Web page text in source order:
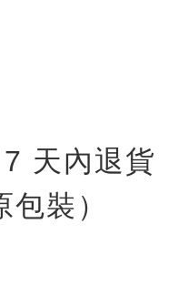
天內退貨
裝）